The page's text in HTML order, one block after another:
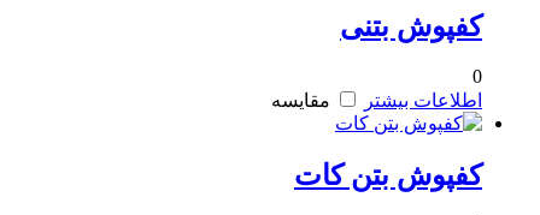
کفپوش بتنی
0
اطلاعات بیشتر
مقایسه
کفپوش بتن کات